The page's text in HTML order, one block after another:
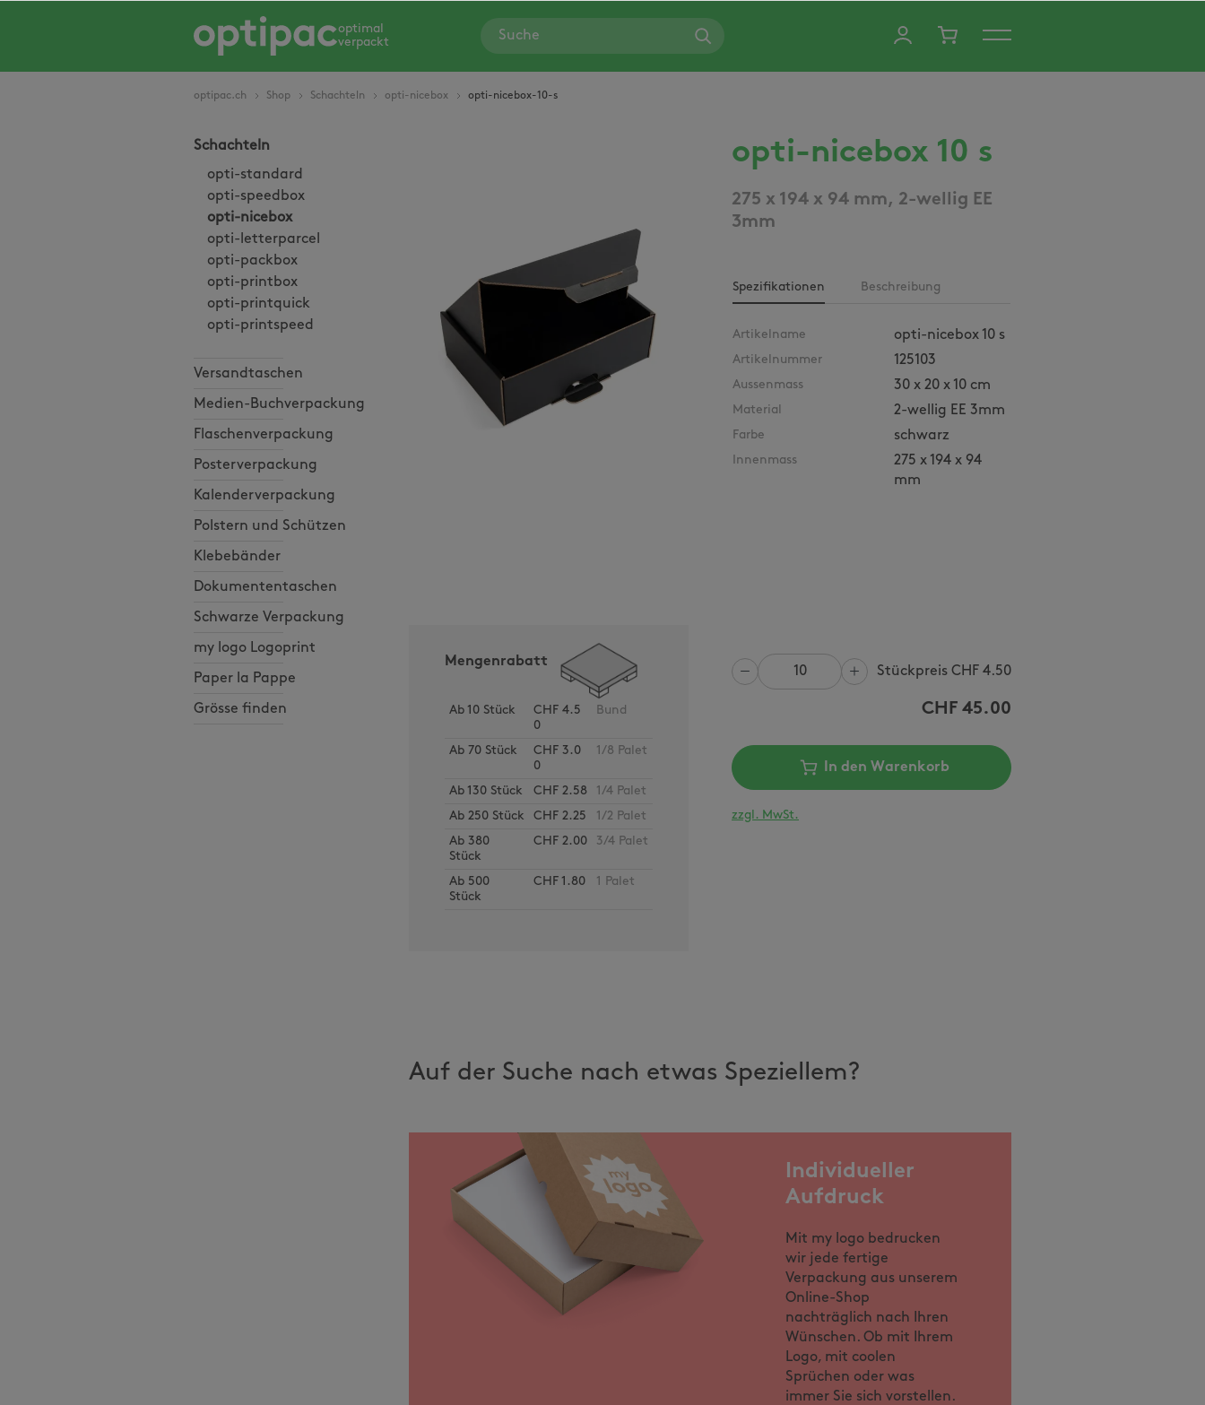
Zur Hauptnavigation springen
optimal
verpackt
optipac.ch Shop Schachteln opti-nicebox opti-nicebox-10-s
Schachteln
opti-standard
opti-speedbox
opti-nicebox
opti-letterparcel
opti-packbox
opti-printbox
opti-printquick
opti-printspeed
Versandtaschen
Medien-Buchverpackung
Flaschenverpackung
Posterverpackung
Kalenderverpackung
Polstern und Schützen
Klebebänder
Dokumententaschen
Schwarze Verpackung
my logo Logoprint
Paper la Pappe
Grösse finden
opti-nicebox 10 s
275 x 194 x 94 mm, 2-wellig EE
3mm
Spezifikationen Beschreibung
Artikelname opti-nicebox 10 s
Artikelnummer 125103
Aussenmass 30 x 20 x 10 cm
Material 2-wellig EE 3mm
Farbe schwarz
Innenmass
275 x 194 x 94
mm
Mengenrabatt
Ab 10 Stück
CHF 4.5
0
Bund
Ab 70 Stück
CHF 3.0
0
1/8 Palet
Ab 130 Stück CHF 2.58
1/4 Palet
Ab 250 Stück CHF 2.25
1/2 Palet
Ab 380
Stück
CHF 2.00 3/4 Palet
Ab 500
Stück
CHF 1.80 1 Palet
Anzahl Stückpreis CHF 4.50
CHF 45.00
In den Warenkorb
zzgl. MwSt.
Auf der Suche nach etwas Speziellem?
Individueller
Aufdruck
Mit my logo bedrucken
wir jede fertige
Verpackung aus unserem
Online-Shop
nachträglich nach Ihren
Wünschen. Ob mit Ihrem
Logo, mit coolen
Sprüchen oder was
immer Sie sich vorstellen.